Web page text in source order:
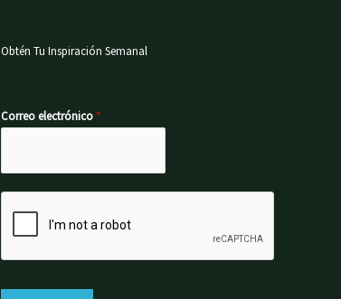
Obtén Tu Inspiración Semanal
Correo electrónico*